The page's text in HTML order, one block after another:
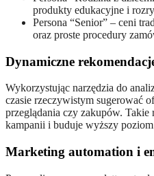
produkty edukacyjne i
Persona “Senior” – ceni
oraz proste procedury
Dynamiczne
Wykorzystując narzędzia do
czasie rzeczywistym sugerować
przeglądania czy zakupów. Takie
kampanii i buduje wyższy poziom
Marketing automation i